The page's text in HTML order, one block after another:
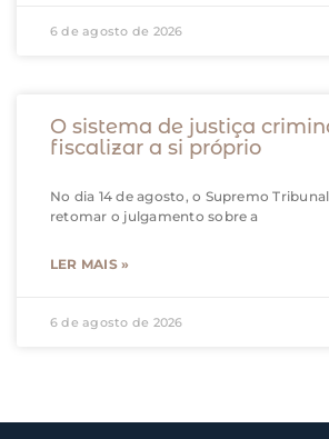
6 de agosto de 2026
O sistema de justiça
fiscalizar a si próprio
No dia 14 de agosto, o Supremo
retomar o julgamento sobre a
LER MAIS »
6 de agosto de 2026